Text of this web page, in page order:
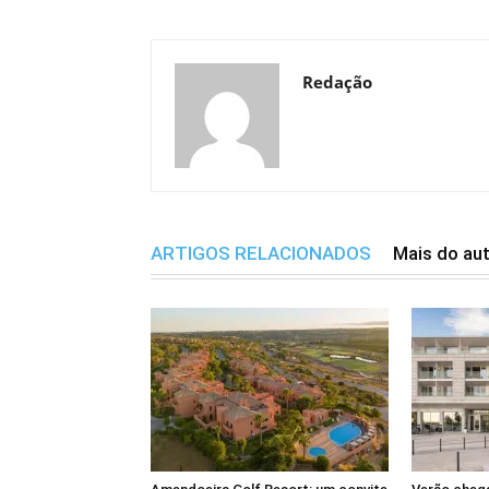
Redação
ARTIGOS RELACIONADOS Mais do